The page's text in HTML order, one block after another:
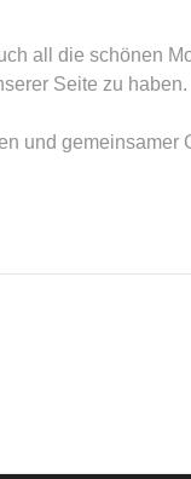
all die schönen
Seite zu haben.
und gemeinsamer